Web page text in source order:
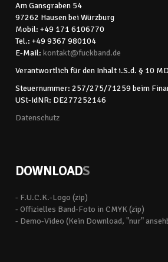
Am Gansgraben 54
97262 Hausen bei Würzburg
Mobil: +49 171 6106770
Tel.: +49 9367 980104
E-Mail:kontakt@fuckband.de
Verantwortlich für den Inhalt i.S.d. § 10
Steuernummer: 257/275/71259 beim
USt-IdNR: DE277252146
Datenschutz
DOWNLOADS
- F.U.C.K.-Logo (zip)
- Offizielles Band-Foto in CMYK (zip)
- Demo-Video (Kein Download, "nur"